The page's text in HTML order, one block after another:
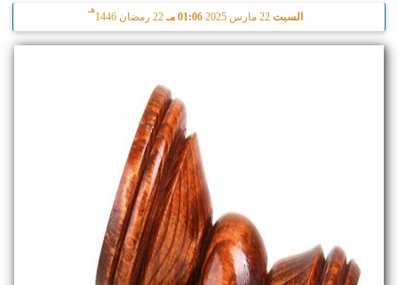
السبت 01:06 مـ 22 رمضان 1446
هـ